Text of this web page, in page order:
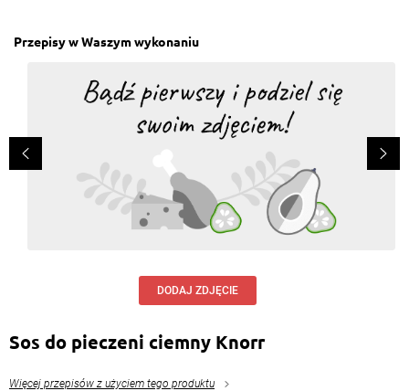
Przepisy w Waszym wykonaniu
DODAJ ZDJĘCIE
Sos do pieczeni ciemny Knorr
Więcej przepisów z użyciem tego produktu